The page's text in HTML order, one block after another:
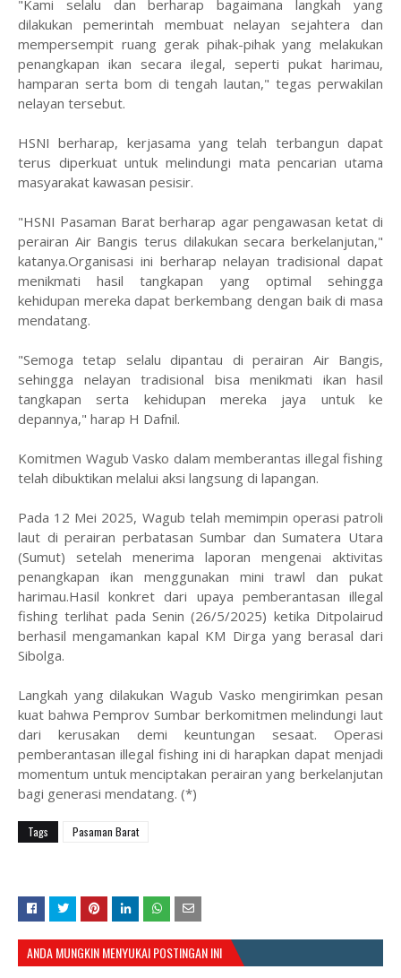
"Kami selalu dan berharap bagaimana langkah yang
dilakukan pemerintah membuat nelayan sejahtera dan
mempersempit ruang gerak pihak-pihak yang melakukan
penangkapan ikan secara ilegal, seperti pukat harimau,
hamparan serta bom di tengah lautan," tegas perwakilan
nelayan tersebut.
HSNI berharap, kerjasama yang telah terbangun dapat
terus diperkuat untuk melindungi mata pencarian utama
masyarakat kawasan pesisir.
"HSNI Pasaman Barat berharap agar pengawasan ketat di
perairan Air Bangis terus dilakukan secara berkelanjutan,"
katanya.Organisasi ini berharap nelayan tradisional dapat
menikmati hasil tangkapan yang optimal sehingga
kehidupan mereka dapat berkembang dengan baik di masa
mendatang.
"Semoga tetap selalu dipantau di perairan Air Bangis,
sehingga nelayan tradisional bisa menikmati ikan hasil
tangkapan serta kehidupan mereka jaya untuk ke
depannya," harap H Dafnil.
Komitmen Wagub Vasko dalam memberantas illegal fishing
telah dibuktikan melalui aksi langsung di lapangan.
Pada 12 Mei 2025, Wagub telah memimpin operasi patroli
laut di perairan perbatasan Sumbar dan Sumatera Utara
(Sumut) setelah menerima laporan mengenai aktivitas
penangkapan ikan menggunakan mini trawl dan pukat
harimau.Hasil konkret dari upaya pemberantasan illegal
fishing terlihat pada Senin (26/5/2025) ketika Ditpolairud
berhasil mengamankan kapal KM Dirga yang berasal dari
Sibolga.
Langkah yang dilakukan Wagub Vasko mengirimkan pesan
kuat bahwa Pemprov Sumbar berkomitmen melindungi laut
dari kerusakan demi keuntungan sesaat. Operasi
pemberantasan illegal fishing ini di harapkan dapat menjadi
momentum untuk menciptakan perairan yang berkelanjutan
bagi generasi mendatang. (*)
Tags Pasaman Barat
ANDA MUNGKIN MENYUKAI POSTINGAN INI